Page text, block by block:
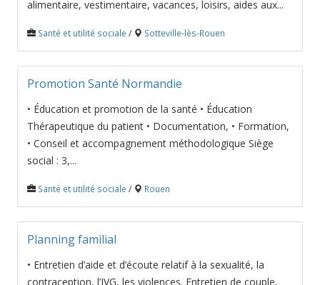
alimentaire, vestimentaire, vacances, loisirs, aides aux...
Santé et utilité sociale / Sotteville-lès-Rouen
Promotion Santé Normandie
• Éducation et promotion de la santé • Éducation
Thérapeutique du patient • Documentation, • Formation,
• Conseil et accompagnement méthodologique Siège
social : 3,...
Santé et utilité sociale / Rouen
Planning familial
• Entretien d’aide et d’écoute relatif à la sexualité, la
contraception, l’IVG, les violences. Entretien de couple,